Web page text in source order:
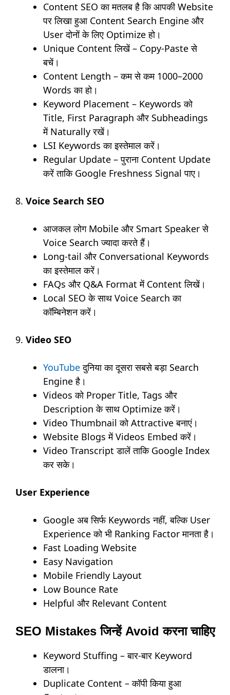
Content SEO का मतलब है कि आपकी Website
पर लिखा हुआ Content Search Engine और
User दोनों के लिए Optimize हो।
Unique Content लिखें – Copy-Paste से
बचें।
Content Length – कम से कम 1000–2000
Words का हो।
Keyword Placement – Keywords को
Title, First Paragraph और Subheadings
में Naturally रखें।
LSI Keywords का इस्तेमाल करें।
Regular Update – पुराना Content Update
करें ताकि Google Freshness Signal पाए।
8. Voice Search SEO
आजकल लोग Mobile और Smart Speaker से
Voice Search ज्यादा करते हैं।
Long-tail और Conversational Keywords
का इस्तेमाल करें।
FAQs और Q&A Format में Content लिखें।
Local SEO के साथ Voice Search का
कॉम्बिनेशन करें।
9. Video SEO
YouTubeदुनिया का दूसरा सबसे बड़ा Search
Engine है।
Videos को Proper Title, Tags और
Description के साथ Optimize करें।
Video Thumbnail को Attractive बनाएं।
Website Blogs में Videos Embed करें।
Video Transcript डालें ताकि Google Index
कर सके।
User Experience
Google अब सिर्फ Keywords नहीं, बल्कि User
Experience को भी Ranking Factor मानता है।
Fast Loading Website
Easy Navigation
Mobile Friendly Layout
Low Bounce Rate
Helpful और Relevant Content
SEO Mistakes जिन्हें Avoid करना चाहिए
Keyword Stuffing – बार-बार Keyword
डालना।
Duplicate Content – कॉपी किया हुआ